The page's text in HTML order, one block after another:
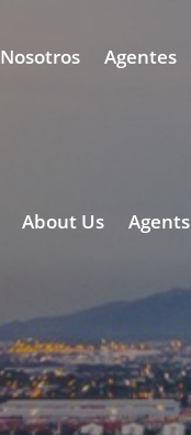
Nosotros Agentes
About Us Agents